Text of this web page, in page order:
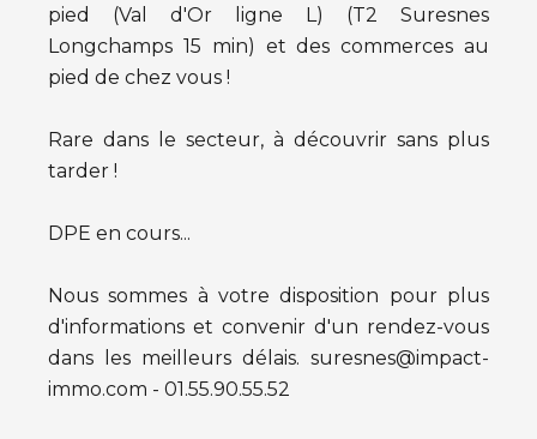
pied (Val d'Or ligne L) (T2 Suresnes
Longchamps 15 min) et des commerces au
pied de chez vous !
Rare dans le secteur, à découvrir sans plus
tarder !
DPE en cours...
Nous sommes à votre disposition pour plus
d'informations et convenir d'un rendez-vous
dans les meilleurs délais. suresnes@impact-
immo.com - 01.55.90.55.52